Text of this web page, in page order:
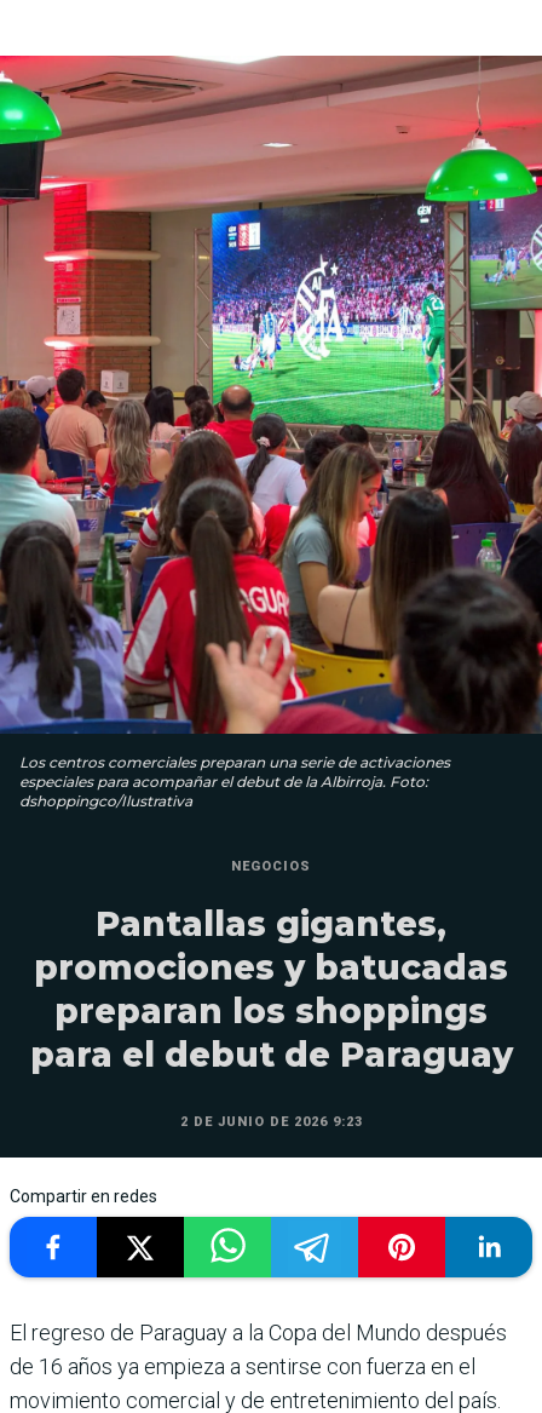
Los centros comerciales preparan una serie de activaciones
especiales para acompañar el debut de la Albirroja. Foto:
dshoppingco/Ilustrativa
NEGOCIOS
Pantallas gigantes,
promociones y batucadas
preparan los shoppings
para el debut de Paraguay
2 DE JUNIO DE 2026 9:23
Compartir en redes
El regreso de Paraguay a la Copa del Mundo después
de 16 años ya empieza a sentirse con fuerza en el
movimiento comercial y de entretenimiento del país.